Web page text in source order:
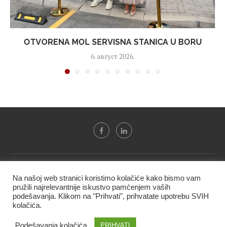
OTVORENA MOL SERVISNA STANICA U BORU
6. август 2026.
BIF PRESS doo" i ne smeju se presnositi niti koristiti, delimično
ni u celosti, bez izričite dozvole kompanije.
Na našoj web stranici koristimo kolačiće kako bismo vam
pružili najrelevantnije iskustvo pamćenjem vaših
podešavanja. Klikom na "Prihvati", prihvatate upotrebu SVIH
kolačića.
Podešavanja kolačića PRIHVATI